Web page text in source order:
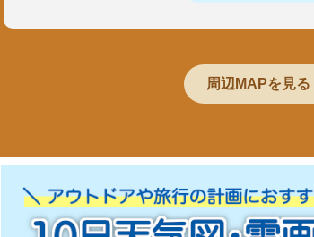
周辺MAPを見る